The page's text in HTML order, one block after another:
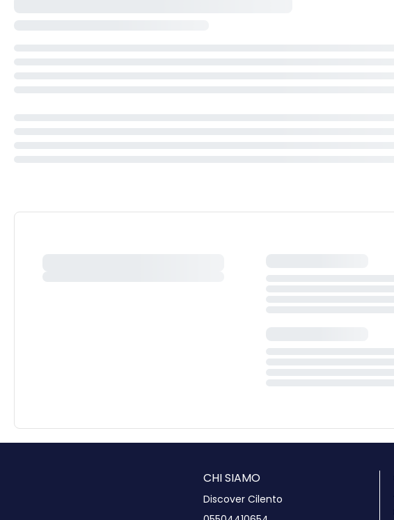
CHI SIAMO
Discover Cilento